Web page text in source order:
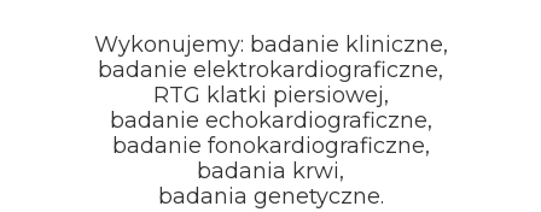
Wykonujemy: badanie kliniczne,
badanie elektrokardiograficzne,
RTG klatki piersiowej,
badanie echokardiograficzne,
badanie fonokardiograficzne,
badania krwi,
badania genetyczne.